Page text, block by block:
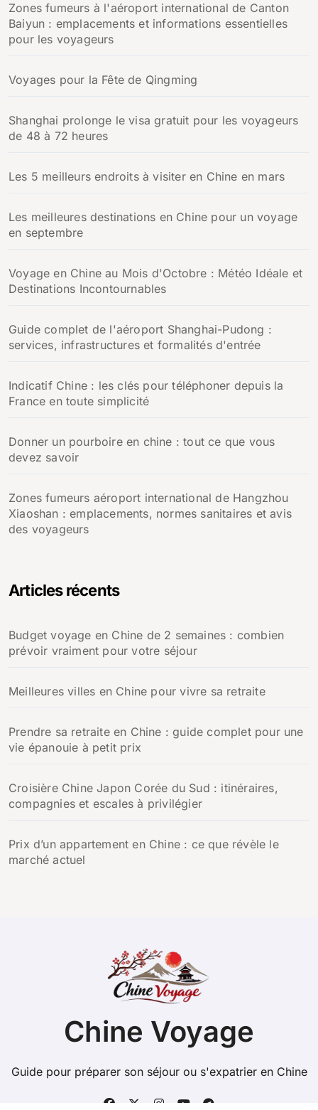
e
r
Zones fumeurs à l'aéroport international de Canton
Baiyun : emplacements et informations essentielles
pour les voyageurs
Voyages pour la Fête de Qingming
Shanghai prolonge le visa gratuit pour les voyageurs
de 48 à 72 heures
Les 5 meilleurs endroits à visiter en Chine en mars
Les meilleures destinations en Chine pour un voyage
en septembre
Voyage en Chine au Mois d'Octobre : Météo Idéale et
Destinations Incontournables
Guide complet de l'aéroport Shanghai-Pudong :
services, infrastructures et formalités d'entrée
Indicatif Chine : les clés pour téléphoner depuis la
France en toute simplicité
Donner un pourboire en chine : tout ce que vous
devez savoir
Zones fumeurs aéroport international de Hangzhou
Xiaoshan : emplacements, normes sanitaires et avis
des voyageurs
Articles récents
Budget voyage en Chine de 2 semaines : combien
prévoir vraiment pour votre séjour
Meilleures villes en Chine pour vivre sa retraite
Prendre sa retraite en Chine : guide complet pour une
vie épanouie à petit prix
Croisière Chine Japon Corée du Sud : itinéraires,
compagnies et escales à privilégier
Prix d’un appartement en Chine : ce que révèle le
marché actuel
Chine Voyage
Guide pour préparer son séjour ou s'expatrier en Chine